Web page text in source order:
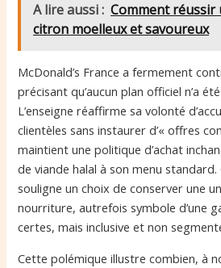
A lire aussi : Comment réussir
citron moelleux et savoureux
McDonald’s France a fermement
précisant qu’aucun plan officiel n’a
L’enseigne réaffirme sa volonté
clientèles sans instaurer d’« offres
maintient une politique d’achat
de viande halal à son menu
souligne un choix de conserver une
nourriture, autrefois symbole d’une
certes, mais inclusive et non
Cette polémique illustre combien, à